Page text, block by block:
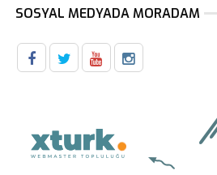
SOSYAL MEDYADA MORADAM